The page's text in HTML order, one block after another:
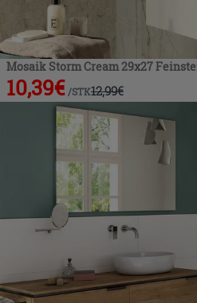
Mosaik Storm Cream 29x27
10,39€ /STK12,99€